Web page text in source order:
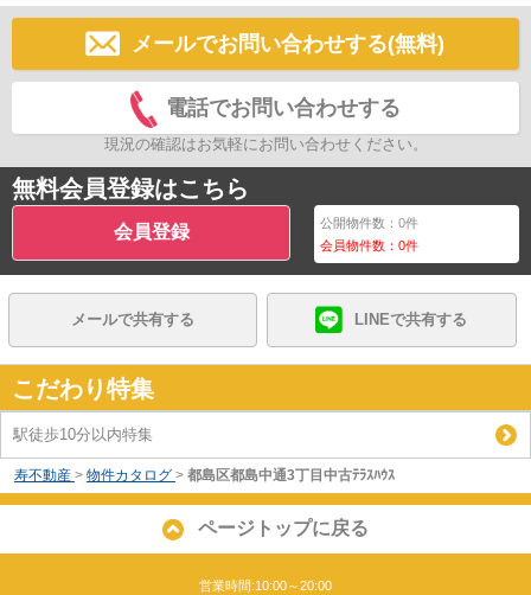
メールでお問い合わせする(無料)
電話でお問い合わせする
現況の確認はお気軽にお問い合わせください。
無料会員登録はこちら
会員登録 公開物件数：0件
会員物件数：0件
メールで共有する LINEで共有する
こだわり特集
駅徒歩10分以内特集
寿不動産 > 物件カタログ > 都島区都島中通3丁目中古ﾃﾗｽﾊｳｽ
ページトップに戻る
営業時間:10:00～20:00